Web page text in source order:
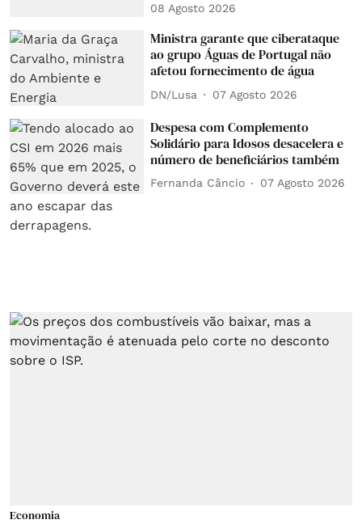
08 Agosto 2026
Ministra garante que ciberataque
ao grupo Águas de Portugal não
afetou fornecimento de água
DN/Lusa 07 Agosto 2026
Despesa com Complemento
Solidário para Idosos desacelera e
número de beneficiários também
Fernanda Câncio 07 Agosto 2026
Economia